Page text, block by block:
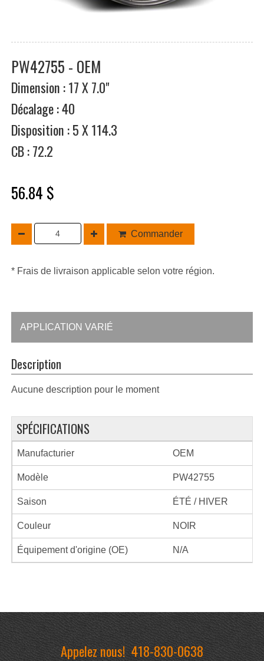
PW42755 - OEM
Dimension : 17 X 7.0"
Décalage : 40
Disposition : 5 X 114.3
CB : 72.2
56.84 $
Commander
* Frais de livraison applicable selon votre région.
APPLICATION VARIÉ
Description
Aucune description pour le moment
SPÉCIFICATIONS
Manufacturier OEM
Modèle PW42755
Saison ÉTÉ / HIVER
Couleur NOIR
Équipement d'origine (OE) N/A
Appelez nous!418-830-0638